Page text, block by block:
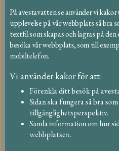
På avestavatten.se använder vi
upplevelse på vår webbplats så bra
textfil som skapas och lagras på
besöka vår webbplats, som till
mobiltelefon.
Vi använder kakor för att:
Förenkla ditt besök på
Sidan ska fungera så bra
tillgänglighetsperspektiv.
Samla information om hur
webbplatsen.
Vanliga frågor
Hitta bland vanliga
Om vattenmätare
ventilavstängning
Om avfall och
Om taxor och